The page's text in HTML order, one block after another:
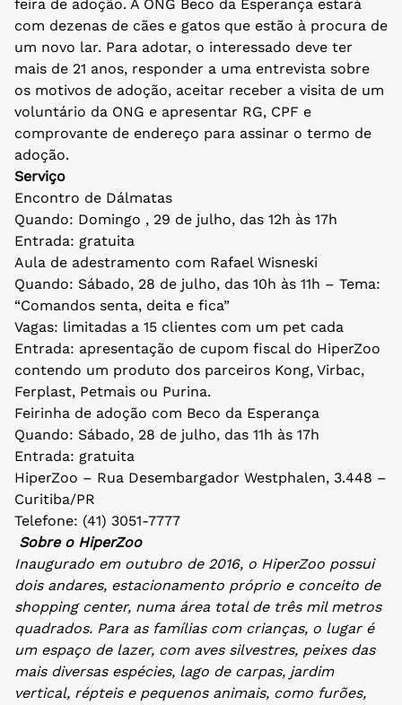
feira de adoção. A ONG Beco da Esperança estará
com dezenas de cães e gatos que estão à procura de
um novo lar. Para adotar, o interessado deve ter
mais de 21 anos, responder a uma entrevista sobre
os motivos de adoção, aceitar receber a visita de um
voluntário da ONG e apresentar RG, CPF e
comprovante de endereço para assinar o termo de
adoção.
Serviço
Encontro de Dálmatas
Quando: Domingo , 29 de julho, das 12h às 17h
Entrada: gratuita
Aula de adestramento com Rafael Wisneski
Quando: Sábado, 28 de julho, das 10h às 11h – Tema:
“Comandos senta, deita e fica”
Vagas: limitadas a 15 clientes com um pet cada
Entrada: apresentação de cupom fiscal do HiperZoo
contendo um produto dos parceiros Kong, Virbac,
Ferplast, Petmais ou Purina.
Feirinha de adoção com Beco da Esperança
Quando: Sábado, 28 de julho, das 11h às 17h
Entrada: gratuita
HiperZoo – Rua Desembargador Westphalen, 3.448 –
Curitiba/PR
Telefone: (41) 3051-7777
Sobre o HiperZoo
Inaugurado em outubro de 2016, o HiperZoo possui
dois andares, estacionamento próprio e conceito de
shopping center, numa área total de três mil metros
quadrados. Para as famílias com crianças, o lugar é
um espaço de lazer, com aves silvestres, peixes das
mais diversas espécies, lago de carpas, jardim
vertical, répteis e pequenos animais, como furões,